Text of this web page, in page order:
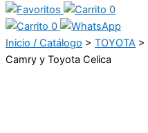
0
0
Inicio / Catálogo > TOYOTA >
Camry y Toyota Celica